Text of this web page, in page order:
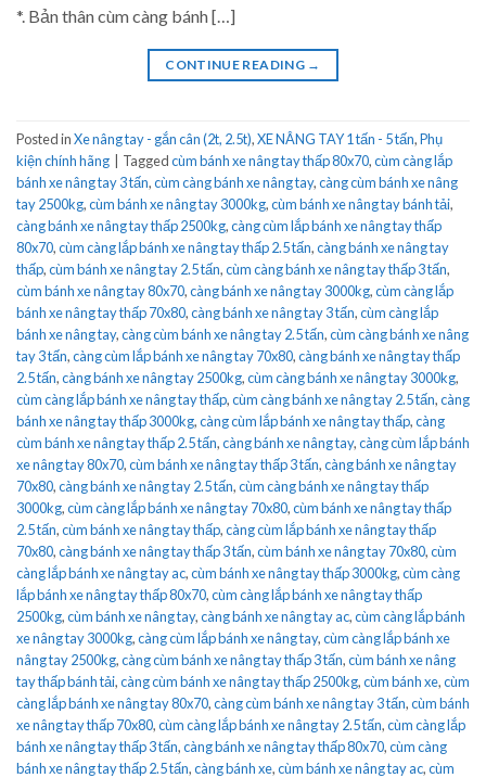
*. Bản thân cùm càng bánh […]
CONTINUE READING →
Posted inXe nâng tay - gắn cân (2t, 2.5t),XE NÂNG TAY 1 tấn - 5 tấn,Phụ
kiện chính hãng
Taggedcùm bánh xe nâng tay thấp 80x70,cùm càng lắp
bánh xe nâng tay 3 tấn,cùm càng bánh xe nâng tay,càng cùm bánh xe nâng
tay 2500kg,cùm bánh xe nâng tay 3000kg,cùm bánh xe nâng tay bánh tải,
càng bánh xe nâng tay thấp 2500kg,càng cùm lắp bánh xe nâng tay thấp
80x70,cùm càng lắp bánh xe nâng tay thấp 2.5 tấn,càng bánh xe nâng tay
thấp,cùm bánh xe nâng tay 2.5 tấn,cùm càng bánh xe nâng tay thấp 3 tấn,
cùm bánh xe nâng tay 80x70,càng bánh xe nâng tay 3000kg,cùm càng lắp
bánh xe nâng tay thấp 70x80,càng bánh xe nâng tay 3 tấn,cùm càng lắp
bánh xe nâng tay,càng cùm bánh xe nâng tay 2.5 tấn,cùm càng bánh xe nâng
tay 3 tấn,càng cùm lắp bánh xe nâng tay 70x80,càng bánh xe nâng tay thấp
2.5 tấn,càng bánh xe nâng tay 2500kg,cùm càng bánh xe nâng tay 3000kg,
cùm càng lắp bánh xe nâng tay thấp,cùm càng bánh xe nâng tay 2.5 tấn,càng
bánh xe nâng tay thấp 3000kg,càng cùm lắp bánh xe nâng tay thấp,càng
cùm bánh xe nâng tay thấp 2.5 tấn,càng bánh xe nâng tay,càng cùm lắp bánh
xe nâng tay 80x70,cùm bánh xe nâng tay thấp 3 tấn,càng bánh xe nâng tay
70x80,càng bánh xe nâng tay 2.5 tấn,cùm càng bánh xe nâng tay thấp
3000kg,cùm càng lắp bánh xe nâng tay 70x80,cùm bánh xe nâng tay thấp
2.5 tấn,cùm bánh xe nâng tay thấp,càng cùm lắp bánh xe nâng tay thấp
70x80,càng bánh xe nâng tay thấp 3 tấn,cùm bánh xe nâng tay 70x80,cùm
càng lắp bánh xe nâng tay ac,cùm bánh xe nâng tay thấp 3000kg,cùm càng
lắp bánh xe nâng tay thấp 80x70,cùm càng lắp bánh xe nâng tay thấp
2500kg,cùm bánh xe nâng tay,càng bánh xe nâng tay ac,cùm càng lắp bánh
xe nâng tay 3000kg,càng cùm lắp bánh xe nâng tay,cùm càng lắp bánh xe
nâng tay 2500kg,càng cùm bánh xe nâng tay thấp 3 tấn,cùm bánh xe nâng
tay thấp bánh tải,càng cùm bánh xe nâng tay thấp 2500kg,cùm bánh xe,cùm
càng lắp bánh xe nâng tay 80x70,càng cùm bánh xe nâng tay 3 tấn,cùm bánh
xe nâng tay thấp 70x80,cùm càng lắp bánh xe nâng tay 2.5 tấn,cùm càng lắp
bánh xe nâng tay thấp 3 tấn,càng bánh xe nâng tay thấp 80x70,cùm càng
bánh xe nâng tay thấp 2.5 tấn,càng bánh xe,cùm bánh xe nâng tay ac,cùm